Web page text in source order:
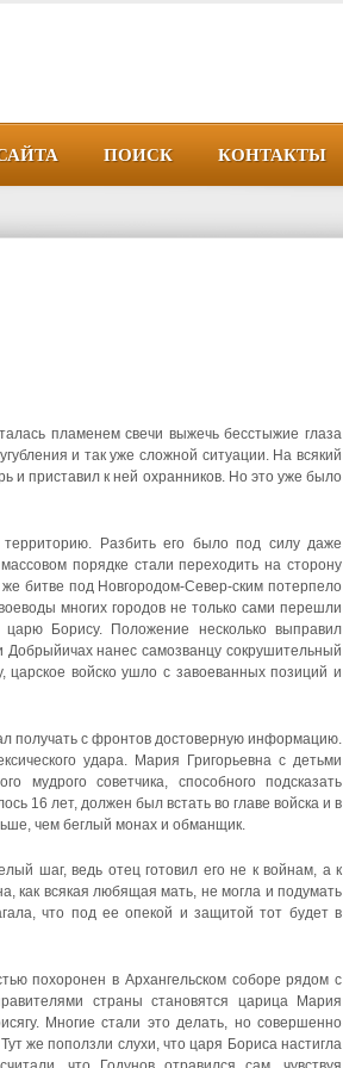
ПОИСК КОНТАКТЫ
пламенем свечи выжечь бесстыжие глаза
и так уже сложной ситуации. На всякий
и приставил к ней охранников. Но это уже было
Разбить его было под силу даже
порядке стали переходить на сторону
битве под Новгородом-Север-ским потерпело
многих городов не только сами перешли
Борису. Положение несколько выправил
нанес самозванцу сокрушительный
войско ушло с завоеванных позиций и
получать с фронтов достоверную информацию.
удара. Мария Григорьевна с детьми
советчика, способного подсказать
16 лет, должен был встать во главе войска и в
чем беглый монах и обманщик.
шаг, ведь отец готовил его не к войнам, а к
как всякая любящая мать, не могла и подумать
что под ее опекой и защитой тот будет в
похоронен в Архангельском соборе рядом с
страны становятся царица Мария
Многие стали это делать, но совершенно
же поползли слухи, что царя Бориса настигла